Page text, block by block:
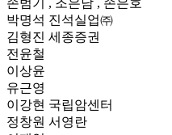
손범기 , 조은남 , 손은호
박명석 진석실업㈜
김형진 세종증권
전윤철
이상윤
유근영
이강현 국립암센터
정창원 서영란